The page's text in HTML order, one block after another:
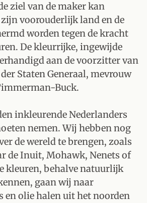
ziel van de maker kan
voorouderlijk land en de
worden tegen de kracht
De kleurrijke, ingewijde
aan de voorzitter van
Staten Generaal, mevrouw
Buck.
inkleurende Nederlanders
nemen. Wij hebben nog
de wereld te brengen, zoals
de Inuit, Mohawk, Nenets of
kleuren, behalve natuurlijk
gaan wij naar
en olie halen uit het noorden